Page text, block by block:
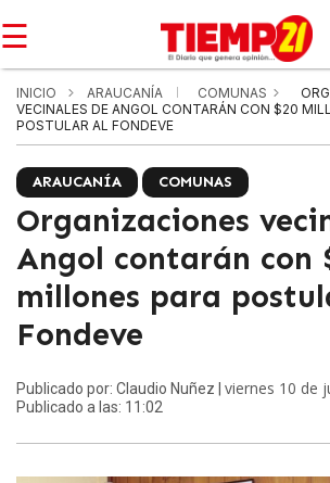
☰
INICIO ARAUCANÍA COMUNAS
VECINALES DE ANGOL CONTARÁN CON $20
POSTULAR AL FONDEVE
ARAUCANÍA COMUNAS
Organizaciones
Angol contarán con
millones para
Fondeve
Publicado por: Claudio Nuñez | viernes 10 de
Publicado a las: 11:02